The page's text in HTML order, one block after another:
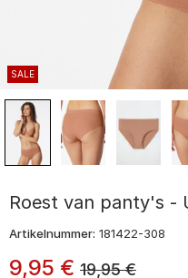
SALE
Roest van panty's -
Artikelnummer: 181422-308
9,95 € 19,95 €